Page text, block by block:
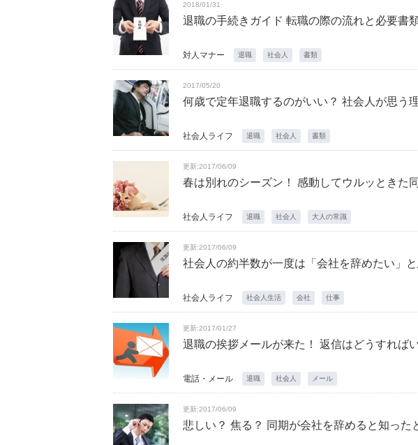
2018/01/31
退職の手続きガイド 転職の際の流れと必要書
対人マナー 退職 社会人 書類
2017/05/20
何歳で定年退職するのがいい？ 社会人が思う
社会人ライフ 退職 社会人 書類
更新:2017/06/09
春は別れのシーズン！ 感動してウルッときた
社会人ライフ 退職 社会人 大人の常識
更新:2017/06/09
社会人の約半数が一度は「会社を辞めたい」
社会人ライフ 社会人生活 会社 仕事
更新:2017/01/27
退職の挨拶メールが来た！ 返信はどうすれば
電話・メール 退職 社会人 メール
更新:2017/06/09
悲しい？ 焦る？ 同期が会社を辞めると知った